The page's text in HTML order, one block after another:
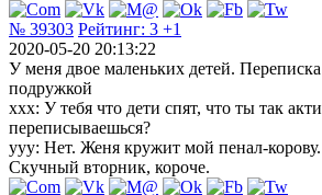
№ 39303 Рейтинг: 3 +1
2020-05-20 20:13:22
У меня двое маленьких детей.
подружкой
ххх: У тебя что дети спят, что ты так
переписываешься?
yyy: Нет. Женя кружит мой пенал-корову.
Скучный вторник, короче.